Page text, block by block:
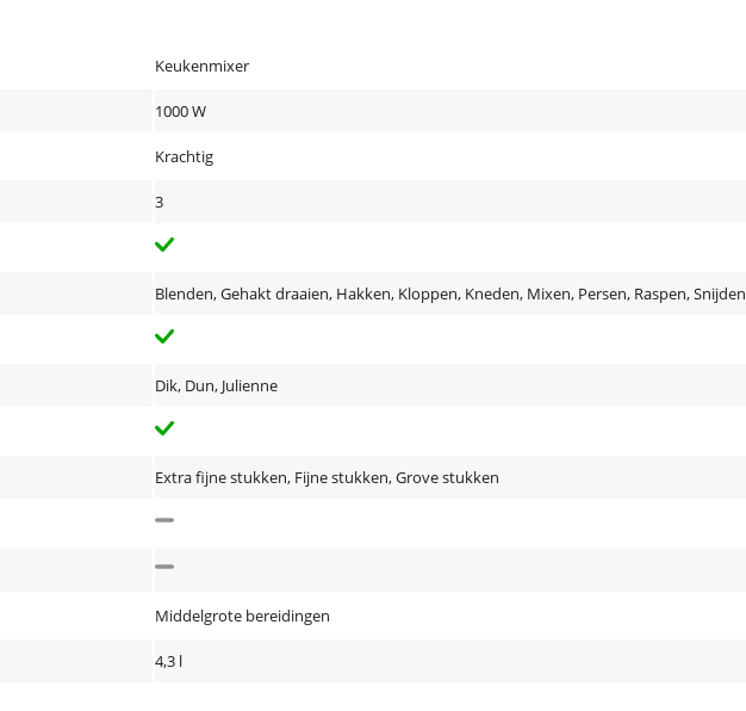
Keukenmixer
1000 W
Krachtig
3
Blenden, Gehakt draaien, Hakken, Kloppen, Kneden, Mixen, Persen, Raspen, Snijden
Dik, Dun, Julienne
Extra fijne stukken, Fijne stukken, Grove stukken
Middelgrote bereidingen
4,3 l